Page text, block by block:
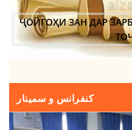
ИҚТИБОСШАВИИ
ЗАБОНИ ВАХОНӢ
ТАҲҚИҚ ВА
ҶУҒРОФИИ
ЗАБОНҲОИ
کنفرانس و سمینار